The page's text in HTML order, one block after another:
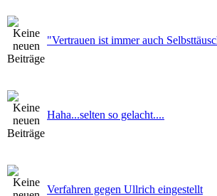
"Vertrauen ist immer auch
Haha...selten so gelacht....
Verfahren gegen Ullrich eingestellt